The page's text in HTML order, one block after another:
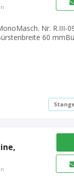
Nr. R.III-
60
2,6 / 3,1
L x B